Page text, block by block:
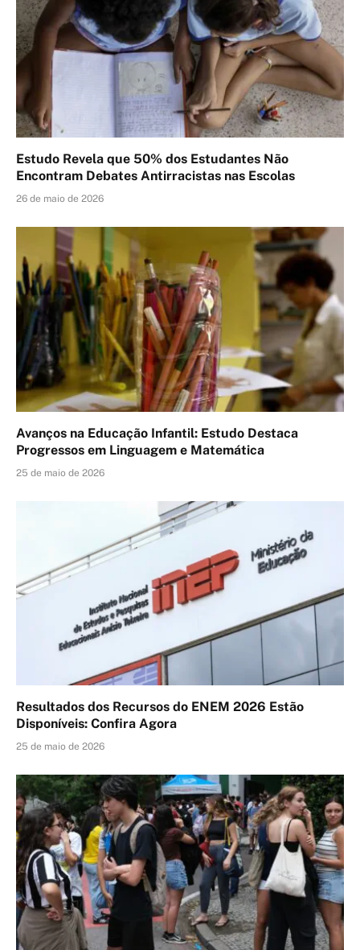
Estudo Revela que 50% dos Estudantes Não
Encontram Debates Antirracistas nas Escolas
26 de maio de 2026
Avanços na Educação Infantil: Estudo Destaca
Progressos em Linguagem e Matemática
25 de maio de 2026
Resultados dos Recursos do ENEM 2026 Estão
Disponíveis: Confira Agora
25 de maio de 2026